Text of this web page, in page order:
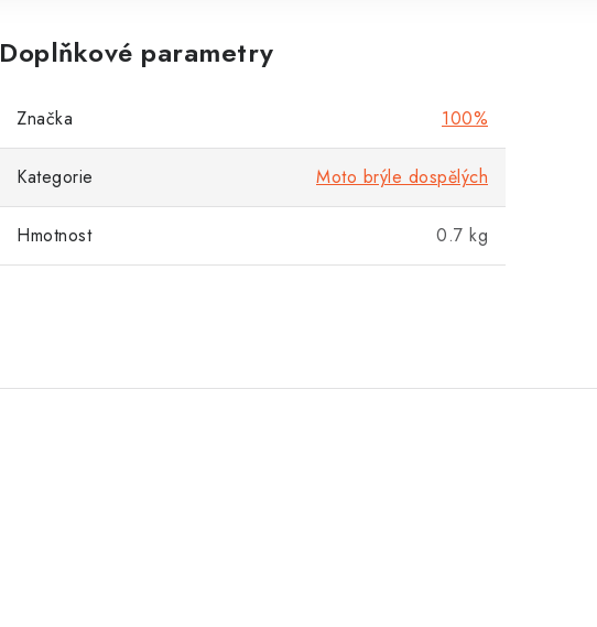
Doplňkové parametry
Značka 100%
Kategorie Moto brýle dospělých
Hmotnost 0.7 kg